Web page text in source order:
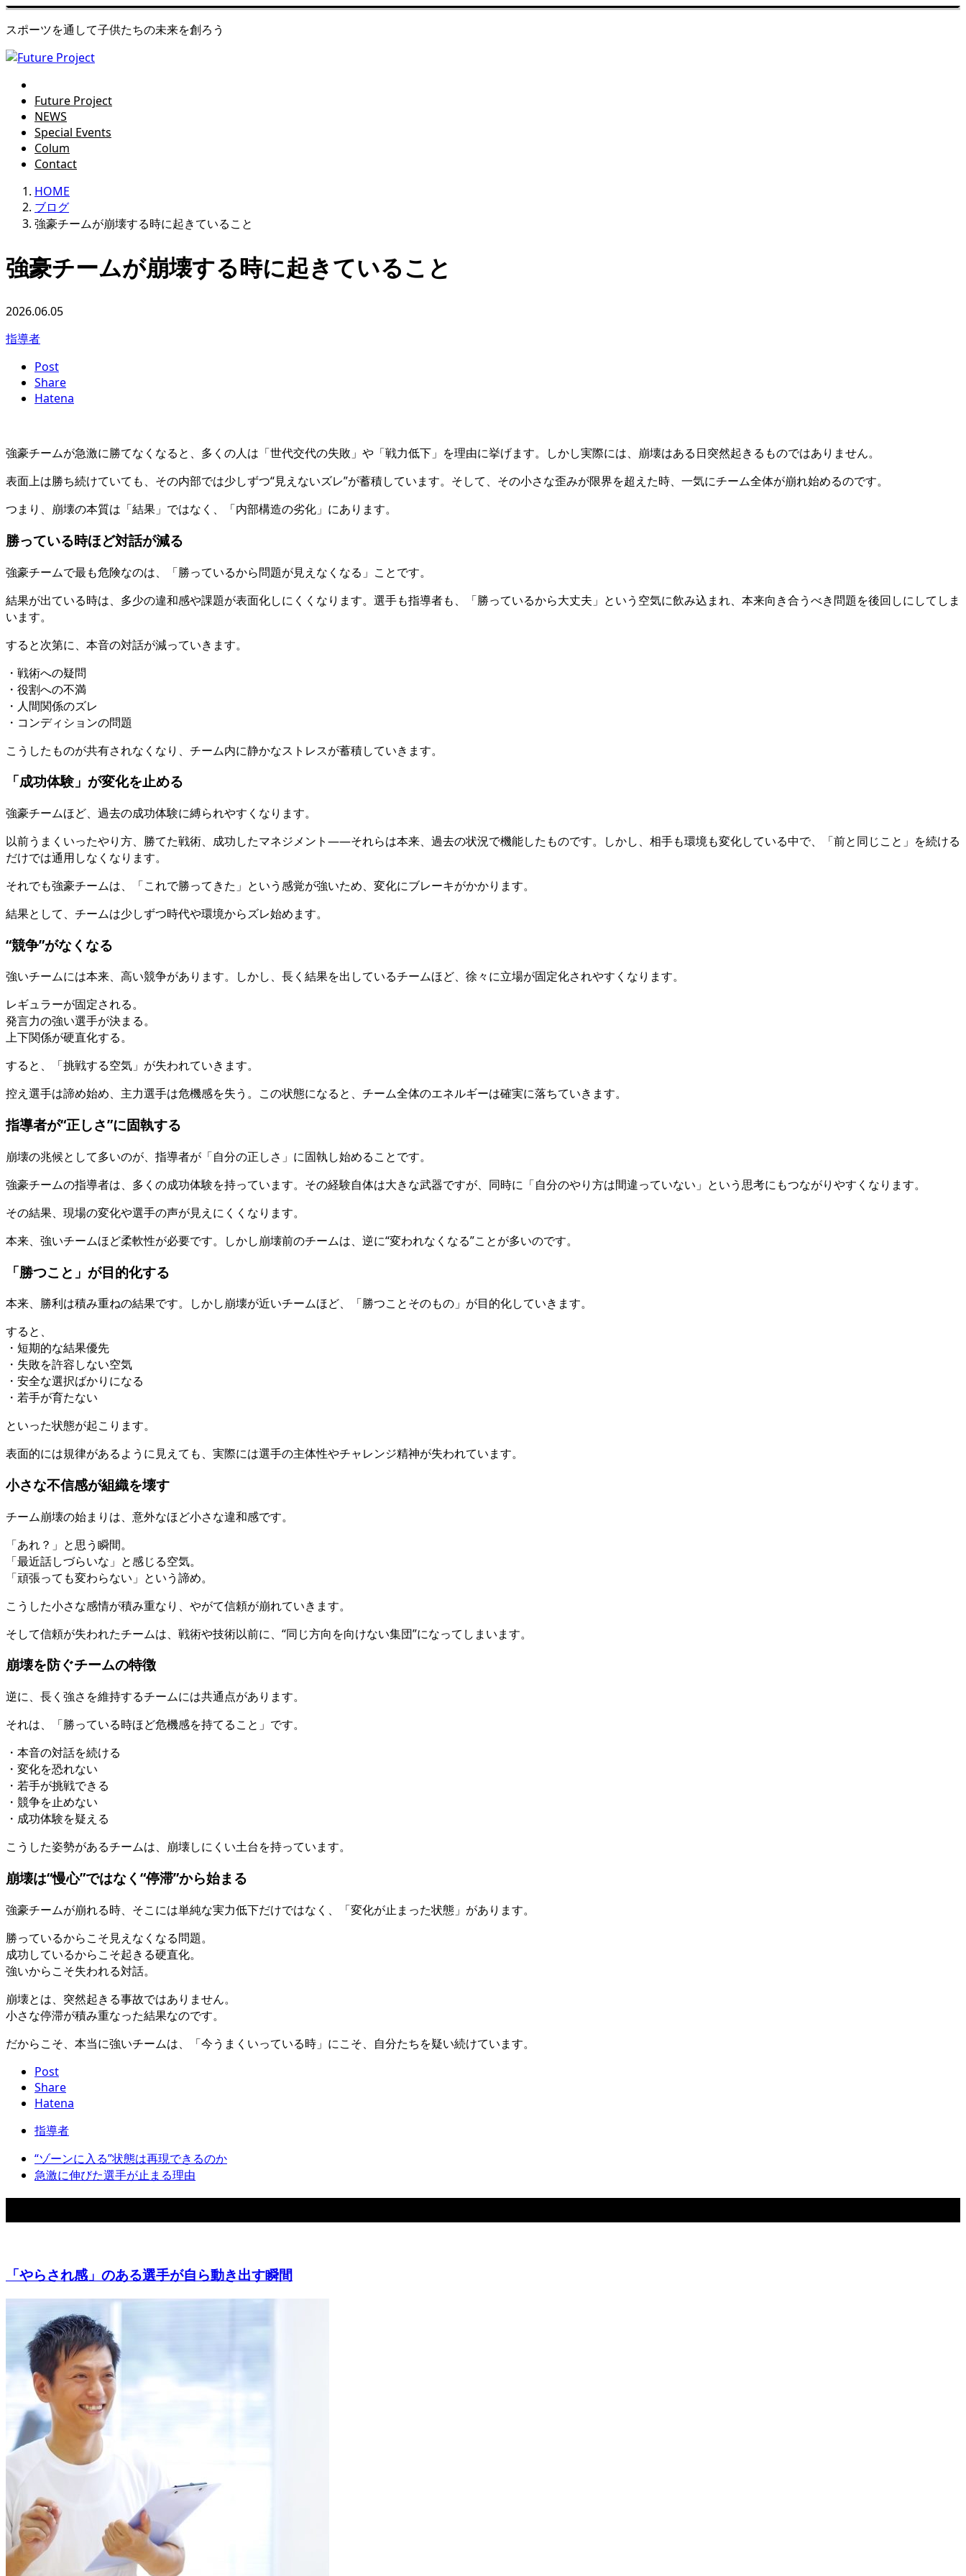
スポーツを通して子供たちの未来を創ろう
Future Project
NEWS
Special Events
Colum
Contact
HOME
ブログ
強豪チームが崩壊する時に起きていること
強豪チームが崩壊する時に起きていること
2026.06.05
指導者
Post
Share
Hatena
強豪チームが急激に勝てなくなると、多くの人は「世代交代の失敗」や「戦力低下」を理由に挙げます。しかし実際には、崩壊はある日突然起きるものではありません。
表面上は勝ち続けていても、その内部では少しずつ“見えないズレ”が蓄積しています。そして、その小さな歪みが限界を超えた時、一気にチーム全体が崩れ始めるのです。
つまり、崩壊の本質は「結果」ではなく、「内部構造の劣化」にあります。
勝っている時ほど対話が減る
強豪チームで最も危険なのは、「勝っているから問題が見えなくなる」ことです。
結果が出ている時は、多少の違和感や課題が表面化しにくくなります。選手も指導者も、「勝っているから大丈夫」という空気に飲み込まれ、本来向き合うべき問題を後回しにしてしま
います。
すると次第に、本音の対話が減っていきます。
・戦術への疑問
・役割への不満
・人間関係のズレ
・コンディションの問題
こうしたものが共有されなくなり、チーム内に静かなストレスが蓄積していきます。
「成功体験」が変化を止める
強豪チームほど、過去の成功体験に縛られやすくなります。
以前うまくいったやり方、勝てた戦術、成功したマネジメント――それらは本来、過去の状況で機能したものです。しかし、相手も環境も変化している中で、「前と同じこと」を続ける
だけでは通用しなくなります。
それでも強豪チームは、「これで勝ってきた」という感覚が強いため、変化にブレーキがかかります。
結果として、チームは少しずつ時代や環境からズレ始めます。
“競争”がなくなる
強いチームには本来、高い競争があります。しかし、長く結果を出しているチームほど、徐々に立場が固定化されやすくなります。
レギュラーが固定される。
発言力の強い選手が決まる。
上下関係が硬直化する。
すると、「挑戦する空気」が失われていきます。
控え選手は諦め始め、主力選手は危機感を失う。この状態になると、チーム全体のエネルギーは確実に落ちていきます。
指導者が“正しさ”に固執する
崩壊の兆候として多いのが、指導者が「自分の正しさ」に固執し始めることです。
強豪チームの指導者は、多くの成功体験を持っています。その経験自体は大きな武器ですが、同時に「自分のやり方は間違っていない」という思考にもつながりやすくなります。
その結果、現場の変化や選手の声が見えにくくなります。
本来、強いチームほど柔軟性が必要です。しかし崩壊前のチームは、逆に“変われなくなる”ことが多いのです。
「勝つこと」が目的化する
本来、勝利は積み重ねの結果です。しかし崩壊が近いチームほど、「勝つことそのもの」が目的化していきます。
すると、
・短期的な結果優先
・失敗を許容しない空気
・安全な選択ばかりになる
・若手が育たない
といった状態が起こります。
表面的には規律があるように見えても、実際には選手の主体性やチャレンジ精神が失われています。
小さな不信感が組織を壊す
チーム崩壊の始まりは、意外なほど小さな違和感です。
「あれ？」と思う瞬間。
「最近話しづらいな」と感じる空気。
「頑張っても変わらない」という諦め。
こうした小さな感情が積み重なり、やがて信頼が崩れていきます。
そして信頼が失われたチームは、戦術や技術以前に、“同じ方向を向けない集団”になってしまいます。
崩壊を防ぐチームの特徴
逆に、長く強さを維持するチームには共通点があります。
それは、「勝っている時ほど危機感を持てること」です。
・本音の対話を続ける
・変化を恐れない
・若手が挑戦できる
・競争を止めない
・成功体験を疑える
こうした姿勢があるチームは、崩壊しにくい土台を持っています。
崩壊は“慢心”ではなく“停滞”から始まる
強豪チームが崩れる時、そこには単純な実力低下だけではなく、「変化が止まった状態」があります。
勝っているからこそ見えなくなる問題。
成功しているからこそ起きる硬直化。
強いからこそ失われる対話。
崩壊とは、突然起きる事故ではありません。
小さな停滞が積み重なった結果なのです。
だからこそ、本当に強いチームは、「今うまくいっている時」にこそ、自分たちを疑い続けています。
Post
Share
Hatena
指導者
“ゾーンに入る”状態は再現できるのか
急激に伸びた選手が止まる理由
「やらされ感」のある選手が自ら動き出す瞬間